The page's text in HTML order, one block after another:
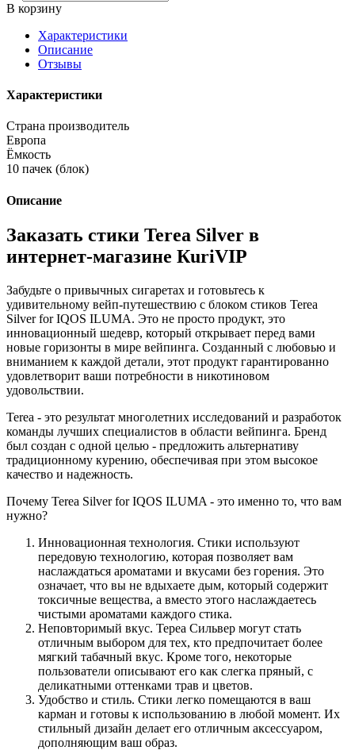
В корзину
Харaктеристики
Описание
Отзывы
Характеристики
Страна производитель
Европа
Ёмкость
10 пачек (блок)
Описание
Заказать стики Terea Silver в
интернет-магазине КuriVIP
Забудьте о привычных сигаретах и готовьтесь к
удивительному вейп-путешествию с блоком стиков Terea
Silver for IQOS ILUMA. Это не просто продукт, это
инновационный шедевр, который открывает перед вами
новые горизонты в мире вейпинга. Созданный с любовью и
вниманием к каждой детали, этот продукт гарантированно
удовлетворит ваши потребности в никотиновом
удовольствии.
Terea - это результат многолетних исследований и разработок
команды лучших специалистов в области вейпинга. Бренд
был создан с одной целью - предложить альтернативу
традиционному курению, обеспечивая при этом высокое
качество и надежность.
Почему Terea Silver for IQOS ILUMA - это именно то, что вам
нужно?
Инновационная технология. Стики используют
передовую технологию, которая позволяет вам
наслаждаться ароматами и вкусами без горения. Это
означает, что вы не вдыхаете дым, который содержит
токсичные вещества, а вместо этого наслаждаетесь
чистыми ароматами каждого стика.
Неповторимый вкус. Тереа Сильвер могут стать
отличным выбором для тех, кто предпочитает более
мягкий табачный вкус. Кроме того, некоторые
пользователи описывают его как слегка пряный, с
деликатными оттенками трав и цветов.
Удобство и стиль. Стики легко помещаются в ваш
карман и готовы к использованию в любой момент. Их
стильный дизайн делает его отличным аксессуаром,
дополняющим ваш образ.